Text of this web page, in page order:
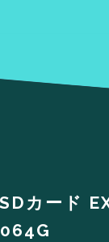
カード